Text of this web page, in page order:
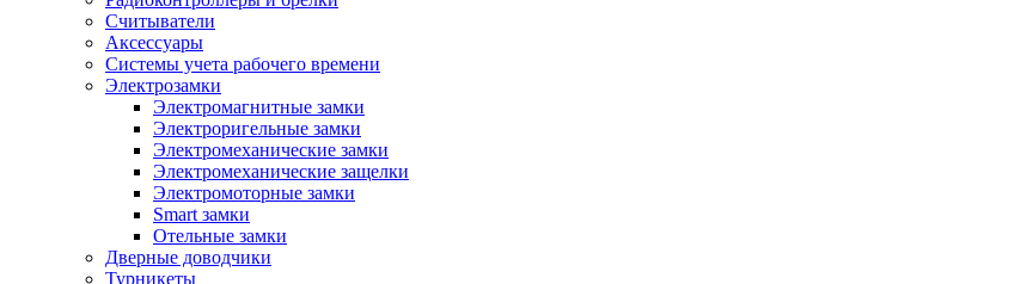
Считыватели
Аксессуары
Системы учета рабочего времени
Электрозамки
Электромагнитные замки
Электроригельные замки
Электромеханические замки
Электромеханические защелки
Электромоторные замки
Smart замки
Отельные замки
Дверные доводчики
Турникеты